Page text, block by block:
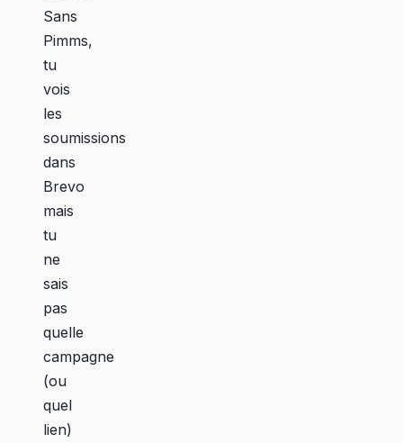
Sans
Pimms,
tu
vois
les
soumissions
dans
Brevo
mais
tu
ne
sais
pas
quelle
campagne
(ou
quel
lien)